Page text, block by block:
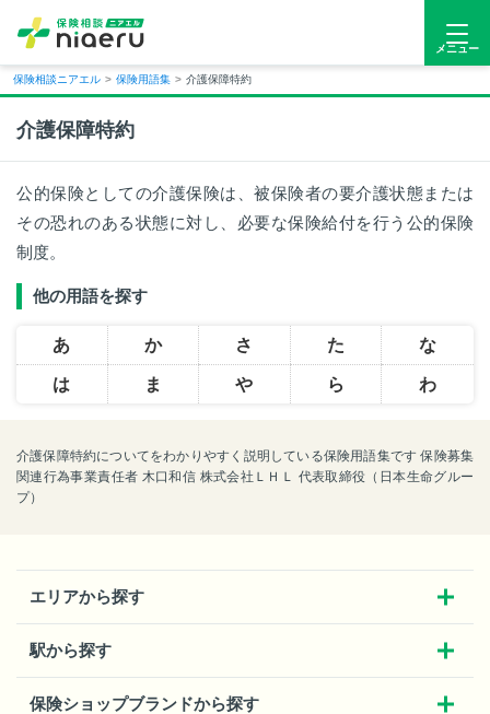
メニュー
保険相談ニアエル > 保険用語集 > 介護保障特約
介護保障特約
公的保険としての介護保険は、被保険者の要介護状態または
その恐れのある状態に対し、必要な保険給付を行う公的保険
制度。
他の用語を探す
あ か さ た な
は ま や ら わ
介護保障特約についてをわかりやすく説明している保険用語集です 保険募集
関連行為事業責任者 木口和信 株式会社ＬＨＬ 代表取締役（日本生命グルー
プ）
エリアから探す
駅から探す
保険ショップブランドから探す